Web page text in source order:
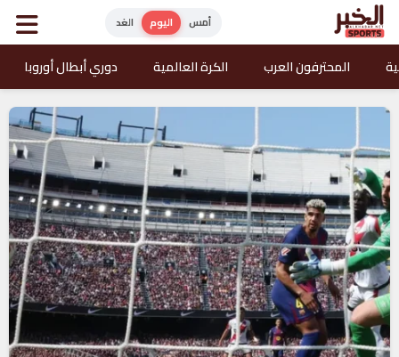
أمس اليوم الغد
المحترفون العرب الكرة العالمية دوري أبطال أوروبا